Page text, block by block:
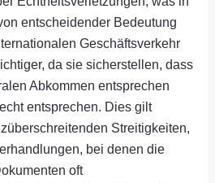
entscheidender Bedeutung
Geschäftsverkehr
da sie sicherstellen, dass
Abkommen entsprechen
entsprechen. Dies gilt
Streitigkeiten,
bei denen die
oft